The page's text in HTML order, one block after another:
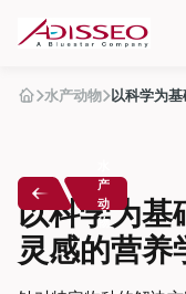
水产动物 以科学为
产
动
物
以科学为基
灵感的营养